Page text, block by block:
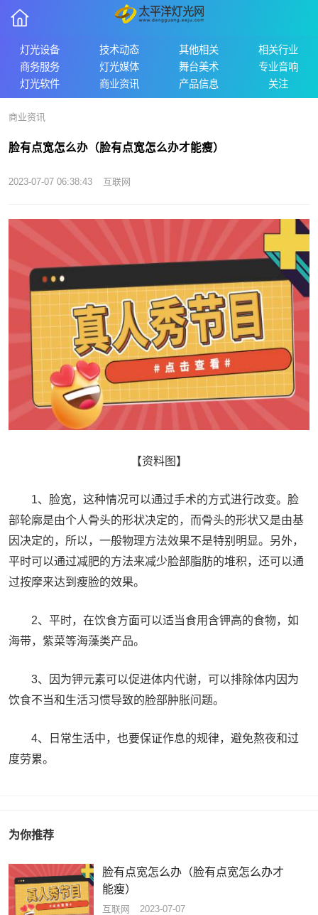
灯光设备 技术动态 其他相关
相关行业
商务服务
灯光媒体 舞台美术
专业音响
灯光软件
商业资讯 产品信息 关注
商业资讯
脸有点宽怎么办（脸有点宽怎么办才能瘦）
2023-07-07 06:38:43 互联网
【资料图】
1、脸宽，这种情况可以通过手术的方式进行改变。脸
部轮廓是由个人骨头的形状决定的，而骨头的形状又是由基
因决定的，所以，一般物理方法效果不是特别明显。另外，
平时可以通过减肥的方法来减少脸部脂肪的堆积，还可以通
过按摩来达到瘦脸的效果。
2、平时，在饮食方面可以适当食用含钾高的食物，如
海带，紫菜等海藻类产品。
3、因为钾元素可以促进体内代谢，可以排除体内因为
饮食不当和生活习惯导致的脸部肿胀问题。
4、日常生活中，也要保证作息的规律，避免熬夜和过
度劳累。
为你推荐
脸有点宽怎么办（脸有点宽怎么办才
能瘦）
互联网 2023-07-07